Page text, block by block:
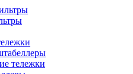
тележки